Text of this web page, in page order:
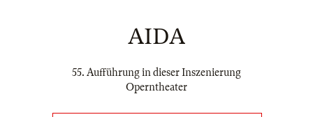
AIDA
55. Aufführung in dieser Inszenierung
Operntheater